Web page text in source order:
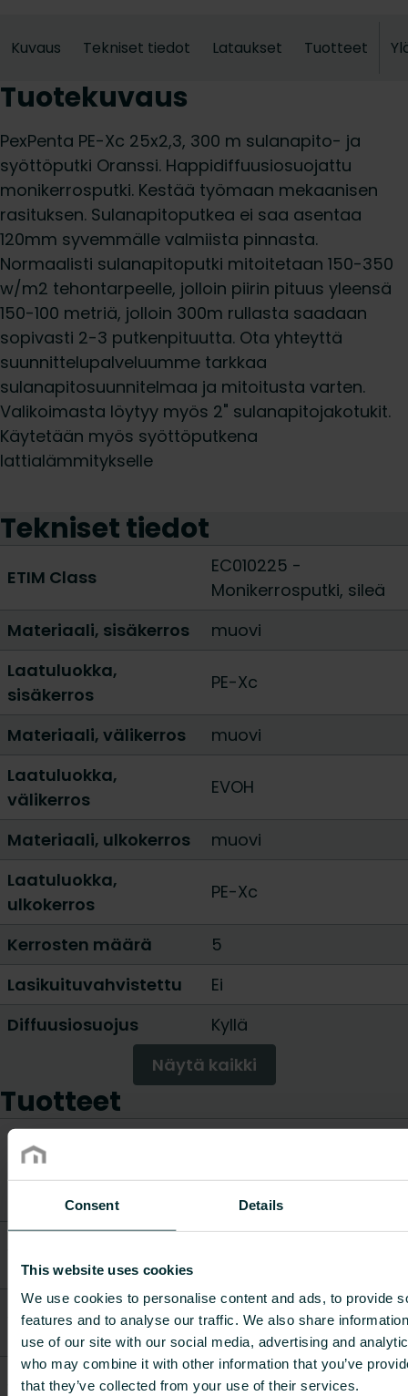
Consent Details
This website uses cookies
We use cookies to personalise content and ads, to provide
features and to analyse our traffic. We also share
use of our site with our social media, advertising and
who may combine it with other information that you’ve
that they’ve collected from your use of their services.
Kuvaus Tekniset tiedot Lataukset Tuotteet
Tuotekuvaus
PexPenta PE-Xc 25x2,3, 300 m sulanapito- ja
syöttöputki Oranssi. Happidiffuusiosuojattu
monikerrosputki. Kestää työmaan mekaanisen
rasituksen. Sulanapitoputkea ei saa asentaa
120mm syvemmälle valmiista pinnasta.
Normaalisti sulanapitoputki mitoitetaan 150-350
w/m2 tehontarpeelle, jolloin piirin pituus yleensä
150-100 metriä, jolloin 300m rullasta saadaan
sopivasti 2-3 putkenpituutta. Ota yhteyttä
suunnittelupalveluumme tarkkaa
sulanapitosuunnitelmaa ja mitoitusta varten.
Valikoimasta löytyy myös 2" sulanapitojakotukit.
Käytetään myös syöttöputkena
lattialämmitykselle
Tekniset tiedot
ETIM Class
EC010225 -
Monikerrosputki, sileä
Materiaali, sisäkerros
muovi
Laatuluokka,
sisäkerros
PE-Xc
Materiaali, välikerros
muovi
Laatuluokka,
välikerros
EVOH
Materiaali, ulkokerros
muovi
Laatuluokka,
ulkokerros
PE-Xc
Kerrosten määrä
5
Lasikuituvahvistettu
Ei
Diffuusiosuojus
Kyllä
Näytä kaikki
Tuotteet
Tuotenumero
[l/m]
[kg]
Syöttöputki PE-
42/36, 25m
1756205
Syöttöputki PE-
Xc 25x2.3 + SP
34/28, 25m
- 7
1756204
Syöttöputki PE-
Xc 25x2.3 + SP
-